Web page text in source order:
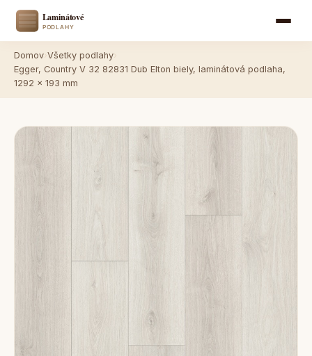
Domov Všetky podlahy
Egger, Country V 32 82831 Dub Elton biely, laminátová podlaha,
1292 x 193 mm